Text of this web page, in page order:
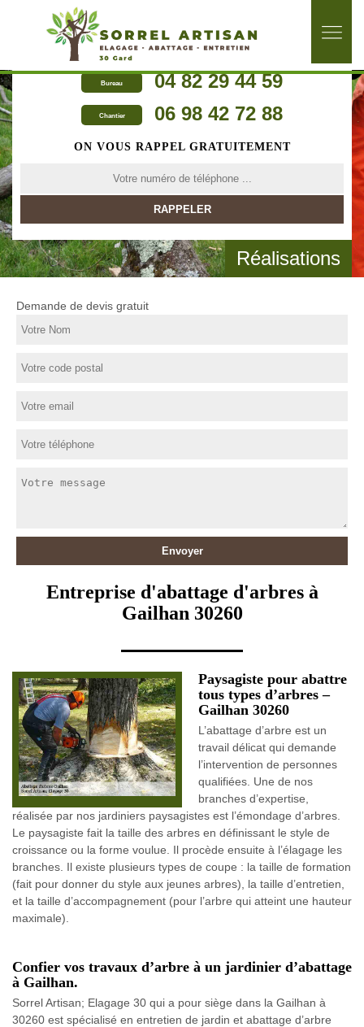
Bureau 04 82 29 44 59
Chantier 06 98 42 72 88
ON VOUS RAPPEL GRATUITEMENT
Réalisations
Demande de devis gratuit
Entreprise d'abattage d'arbres à
Gailhan 30260
Paysagiste pour abattre
tous types d’arbres –
Gailhan 30260
L’abattage d’arbre est un
travail délicat qui demande
l’intervention de personnes
qualifiées. Une de nos
branches d’expertise,
réalisée par nos jardiniers paysagistes est l’émondage d’arbres.
Le paysagiste fait la taille des arbres en définissant le style de
croissance ou la forme voulue. Il procède ensuite à l’élagage les
branches. Il existe plusieurs types de coupe : la taille de formation
(fait pour donner du style aux jeunes arbres), la taille d’entretien,
et la taille d’accompagnement (pour l’arbre qui atteint une hauteur
maximale).
Confier vos travaux d’arbre à un jardinier d’abattage
à Gailhan.
Sorrel Artisan; Elagage 30 qui a pour siège dans la Gailhan à
30260 est spécialisé en entretien de jardin et abattage d’arbre